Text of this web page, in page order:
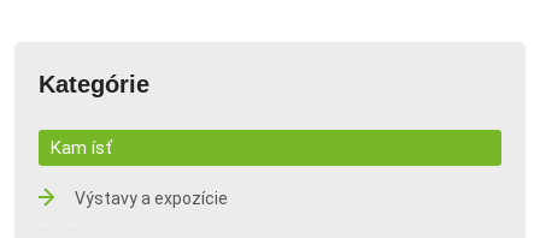
Kategórie
Kam ísť
Výstavy a expozície